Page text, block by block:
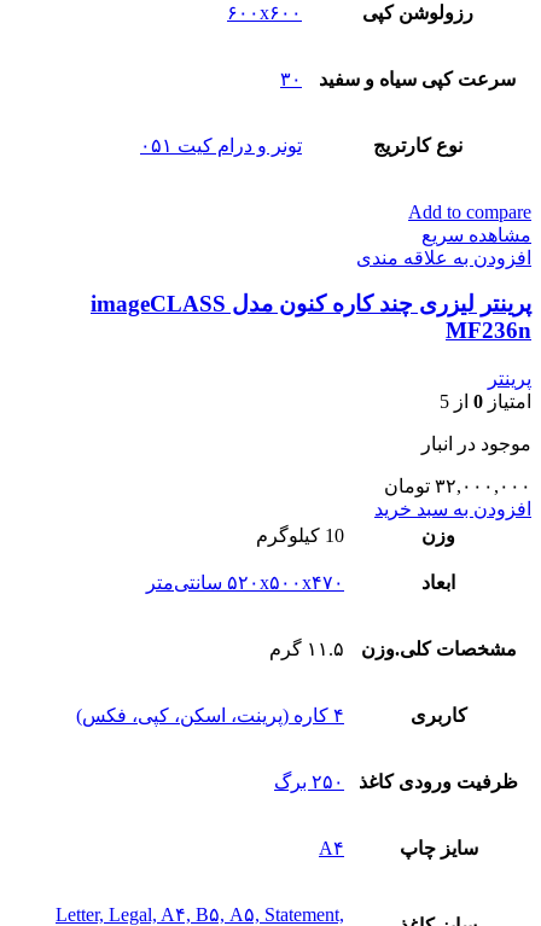
رزولوشن کپی ۶۰۰x۶۰۰
سرعت کپی سیاه و سفید ۳۰
نوع کارتریج تونر و درام کیت ۰۵۱
Add to compare
مشاهده سریع
افزودن به علاقه مندی
پرینتر لیزری چند کاره کنون مدل imageCLASS
MF236n
پرینتر
امتیاز 0 از 5
موجود در انبار
۳۲,۰۰۰,۰۰۰ تومان
افزودن به سبد خرید
وزن
10 کیلوگرم
ابعاد ۵۲۰x۵۰۰x۴۷۰ سانتی‌متر
مشخصات کلی.وزن ۱۱.۵ گرم
کاربری ۴ کاره (پرینت، اسکن، کپی، فکس)
ظرفیت ورودی کاغذ ۲۵۰ برگ
سایز چاپ A۴
Letter, Legal, A۴, B۵, A۵, Statement,